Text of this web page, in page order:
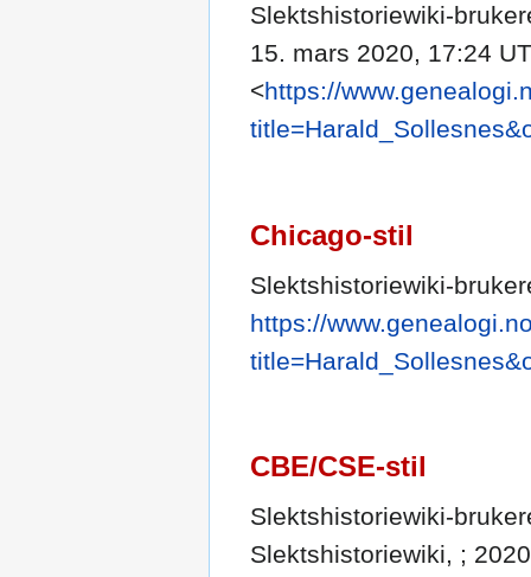
Slektshistoriewiki-
15. mars 2020, 17:24
<https://
Chicago-stil
Slektshistoriewiki-
https://
CBE/CSE-stil
Slektshistoriewiki-
Slektshistoriewiki, ;